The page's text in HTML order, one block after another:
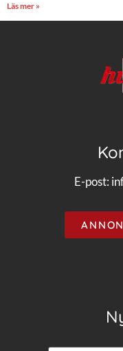
Läs mer »
E-post: